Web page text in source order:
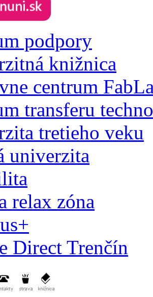
podpory
knižnica
centrum
transferu
tretieho veku
univerzita
relax zóna
Direct Trenčín